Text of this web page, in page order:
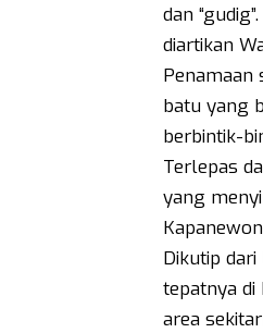
dan
diartikan
batu yang
berbintik-
Terlepas
yang
Dikutip
tepatnya
area